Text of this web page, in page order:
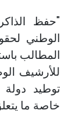
"حفظ
الوطني
المطالب
للأرشيف
توطيد دولة
خاصة ما